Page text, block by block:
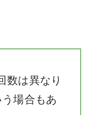
数は異なり
場合もあ